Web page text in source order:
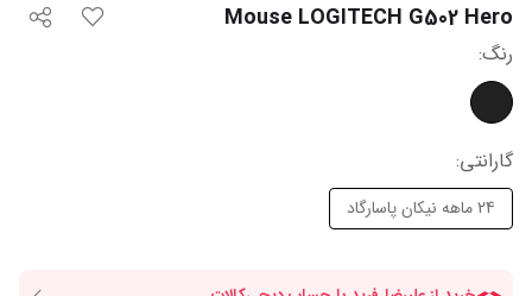
Mouse LOGITECH G502 Hero
رنگ:
گارانتی:
24 ماهه نیکان پاسارگاد